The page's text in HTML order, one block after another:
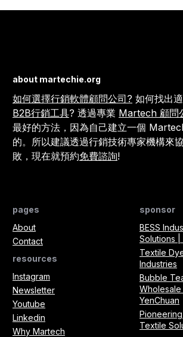
about martechie.org
如何選擇行銷軟體顧問公司? 如何找出
B2B行銷工具? 透過專業 Martech 顧問
最好的方法，因為自己建立一個
的。所以建議透過行銷技術專家機構來
敗，現在就預約免費諮詢!
pages
About
Contact
resources
Instagram
Newsletter
Youtube
Linkedin
Why Martech
sponsor
BESS
Solutions |
Textile
Industries
Bubble
YenChuan
Textile